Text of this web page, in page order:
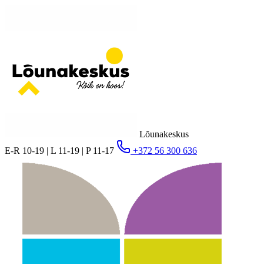
Lõunakeskus
E-R 10-19 | L 11-19 | P 11-17
+372 56 300 636